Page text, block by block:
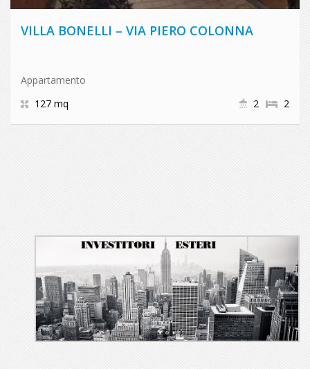
VILLA BONELLI – VIA PIERO COLONNA
Appartamento
127 mq
2
2